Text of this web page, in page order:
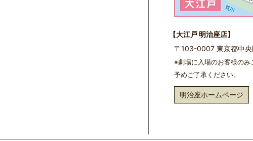
【大江戸 明治座店】
〒103-0007 東京都中央
※劇場に入場のお客様のみ
予めご了承ください。
明治座ホームページ